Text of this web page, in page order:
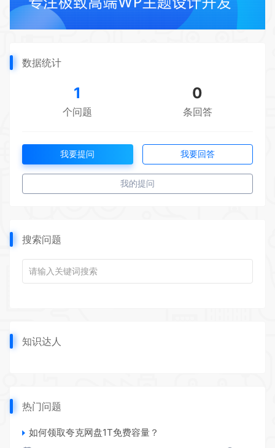
数据统计
1
个问题
0
条回答
我要提问 我要回答
我的提问
搜索问题
知识达人
热门问题
如何领取夸克网盘1T免费容量？